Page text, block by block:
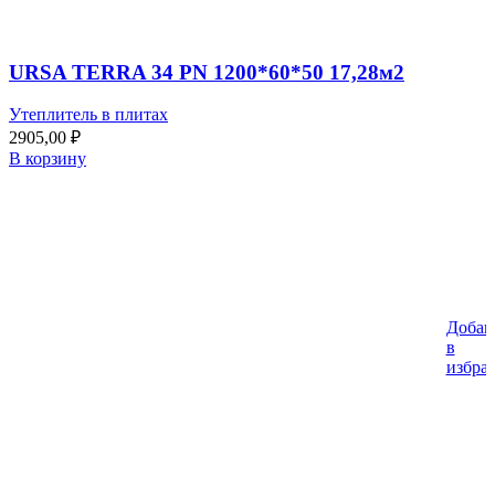
URSA TERRA 34 PN 1200*60*50 17,28м2
Утеплитель в плитах
2905,00 ₽
В корзину
в